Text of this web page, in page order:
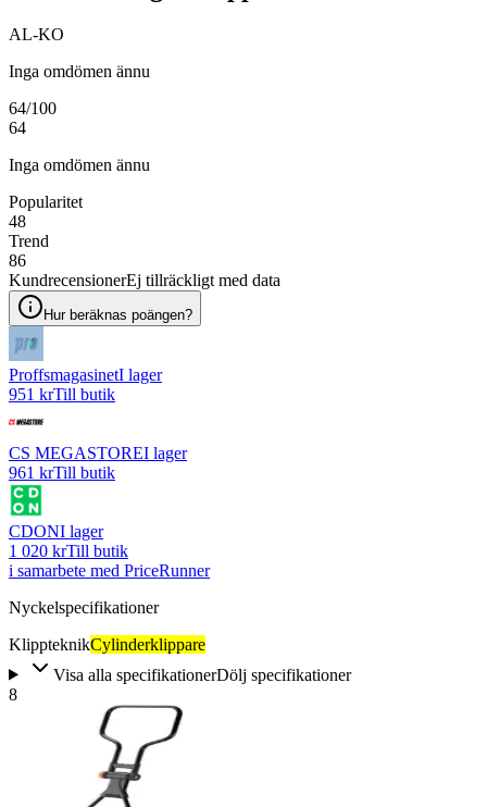
AL-KO
Inga omdömen ännu
64/100
64
Inga omdömen ännu
Popularitet
48
Trend
86
KundrecensionerEj tillräckligt med data
Hur beräknas poängen?
ProffsmagasinetI lager
951 krTill butik
CS MEGASTOREI lager
961 krTill butik
CDONI lager
1 020 krTill butik
i samarbete med PriceRunner
Nyckelspecifikationer
KlippteknikCylinderklippare
Visa alla specifikationerDölj specifikationer
8